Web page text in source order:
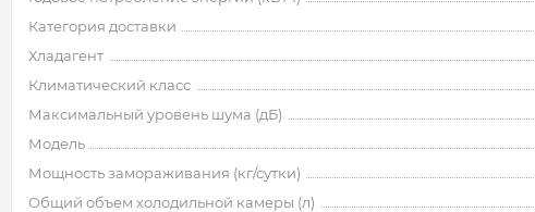
Категория доставки
Хладагент
Климатический класс
Максимальный уровень шума (дБ)
Модель
Мощность замораживания (кг/сутки)
Общий объем холодильной камеры (л)